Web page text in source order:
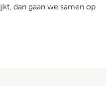
dan gaan we samen op